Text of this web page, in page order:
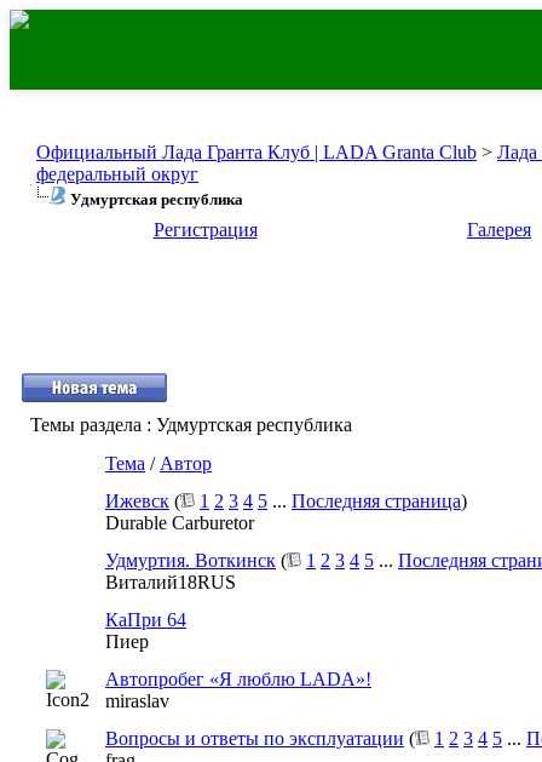
Официальный Лада Гранта Клуб | LADA Granta Club > Лада
федеральный округ
Удмуртская республика
Регистрация Галерея
Темы раздела : Удмуртская республика
Тема / Автор
Ижевск ( 1 2 3 4 5 ... Последняя страница)
Durable Carburetor
Удмуртия. Воткинск ( 1 2 3 4 5 ... Последняя
Виталий18RUS
КаПри 64
Пиер
Автопробег «Я люблю LADA»!
miraslav
Вопросы и ответы по эксплуатации ( 1 2 3 4 5 ...